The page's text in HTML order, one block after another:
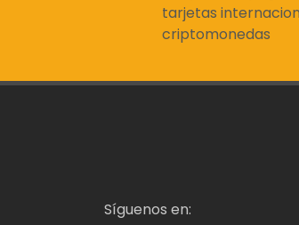
tarjetas
criptomonedas
Síguenos en: